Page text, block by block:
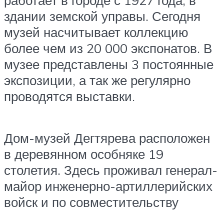
здании земской управы. Сегодня
музей насчитывает коллекцию
более чем из 20 000 экспонатов. В
музее представлены 3 постоянные
экспозиции, а так же регулярно
проводятся выставки.
Дом-музей Дегтярева расположен
в деревянном особняке 19
столетия. Здесь проживал генерал-
майор инженерно-артиллерийских
войск и по совместительству